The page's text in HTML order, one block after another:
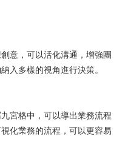
意，可以活化溝通，增強團
入多樣的視角進行決策。
宮格中，可以導出業務流程
化業務的流程，可以更容易